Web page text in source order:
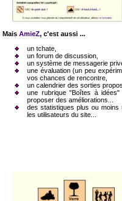
Mais AmieZ, c'est aussi ...
un tchate,
un forum de discussion,
un système de messagerie
une évaluation (un peu
vos chances de rencontre,
un calendrier des sorties
une rubrique "Boîtes à idées"
proposer des améliorations...
des statistiques plus ou moins
les utilisateurs du site...